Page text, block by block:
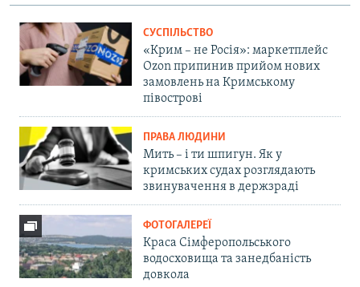
СУСПІЛЬСТВО
«Крим – не Росія»: маркетплейс
Ozon припинив прийом нових
замовлень на Кримському
півострові
ПРАВА ЛЮДИНИ
Мить – і ти шпигун. Як у
кримських судах розглядають
звинувачення в держзраді
ФОТОГАЛЕРЕЇ
Краса Сімферопольського
водосховища та занедбаність
довкола